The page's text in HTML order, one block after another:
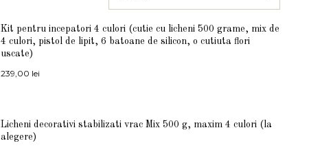
Kit pentru incepatori 4 culori (cutie cu licheni 500 grame, mix de
4 culori, pistol de lipit, 6 batoane de silicon, o cutiuta flori
uscate)
239,00 lei
Licheni decorativi stabilizati vrac Mix 500 g, maxim 4 culori (la
alegere)